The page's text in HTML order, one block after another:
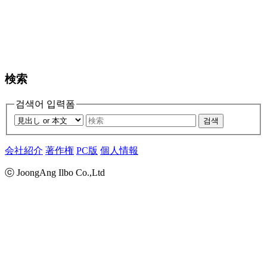
検索
검색어 입력폼
검색
会社紹介 著作権 PC版 個人情報
ⓒ JoongAng Ilbo Co.,Ltd